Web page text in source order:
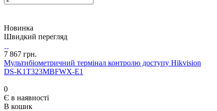
Новинка
Швидкий перегляд
7 867 грн.
Мультибіометричний термінал контролю доступу Hikvision
DS-K1T323MBFWX-E1
0
Є в наявності
В кошик